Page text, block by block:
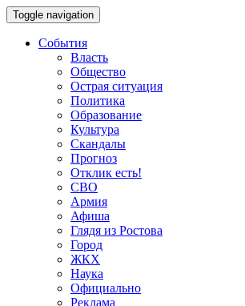
Toggle navigation
События
Власть
Общество
Острая ситуация
Политика
Образование
Культура
Скандалы
Прогноз
Отклик есть!
СВО
Армия
Афиша
Глядя из Ростова
Город
ЖКХ
Наука
Официально
Реклама